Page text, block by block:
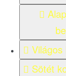
Sötét